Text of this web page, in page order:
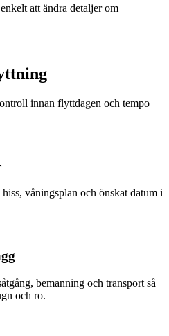
att ändra detaljer om
innan flyttdagen och tempo
våningsplan och önskat datum i
bemanning och transport så
och ro.